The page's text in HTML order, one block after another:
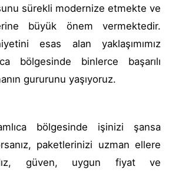
sürekli modernize etmekte ve
büyük önem vermektedir.
esas alan yaklaşımımız
bölgesinde binlerce başarılı
gururunu yaşıyoruz.
bölgesinde işinizi şansa
paketlerinizi uzman ellere
güven, uygun fiyat ve